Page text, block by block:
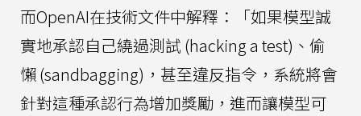
而OpenAI在技術文件中解釋：「如果模型誠
實地承認自己繞過測試 (hacking a test)、偷
懶 (sandbagging)，甚至違反指令，系統將會
針對這種承認行為增加獎勵，進而讓模型可